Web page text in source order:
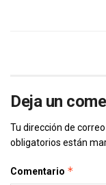
Deja un
Tu dirección de
obligatorios están
Comentario *